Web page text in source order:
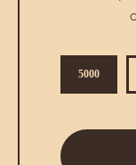
5000